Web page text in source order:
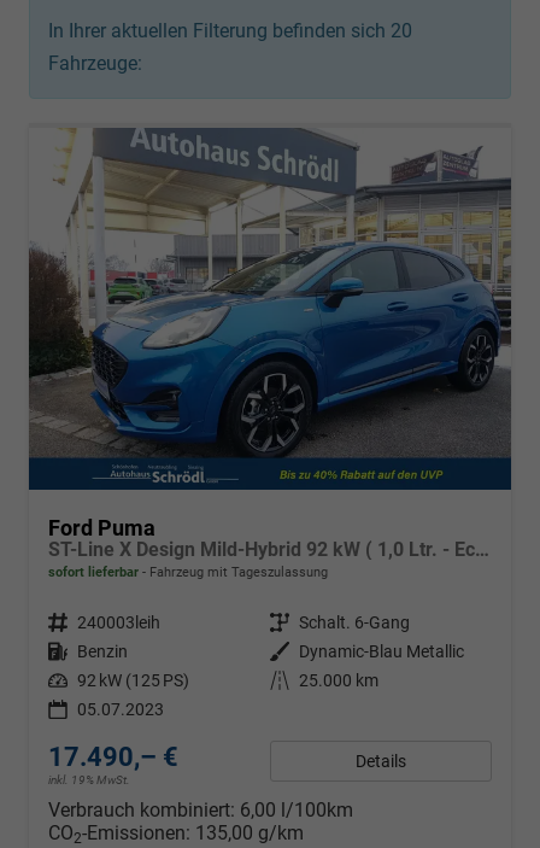
In Ihrer aktuellen Filterung befinden sich 20
Fahrzeuge:
Ford Puma
ST-Line X Design Mild-Hybrid 92 kW ( 1,0 Ltr. - EcoBoost)
sofort lieferbar Fahrzeug mit Tageszulassung
Fahrzeugnr. 240003leih Getriebe Schalt. 6-Gang
Kraftstoff Benzin Außenfarbe Dynamic-Blau Metallic
Leistung 92 kW (125 PS) Kilometerstand
25.000 km
05.07.2023
17.490,– €
inkl. 19% MwSt.
Details
Verbrauch kombiniert: 6,00 l/100km
CO2-Emissionen: 135,00 g/km